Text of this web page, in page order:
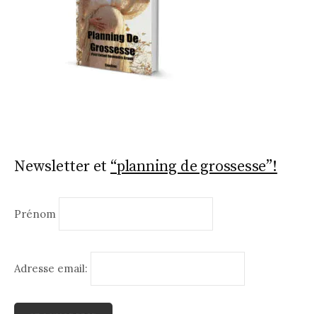
Newsletter et “planning de grossesse”!
Prénom
Adresse email: